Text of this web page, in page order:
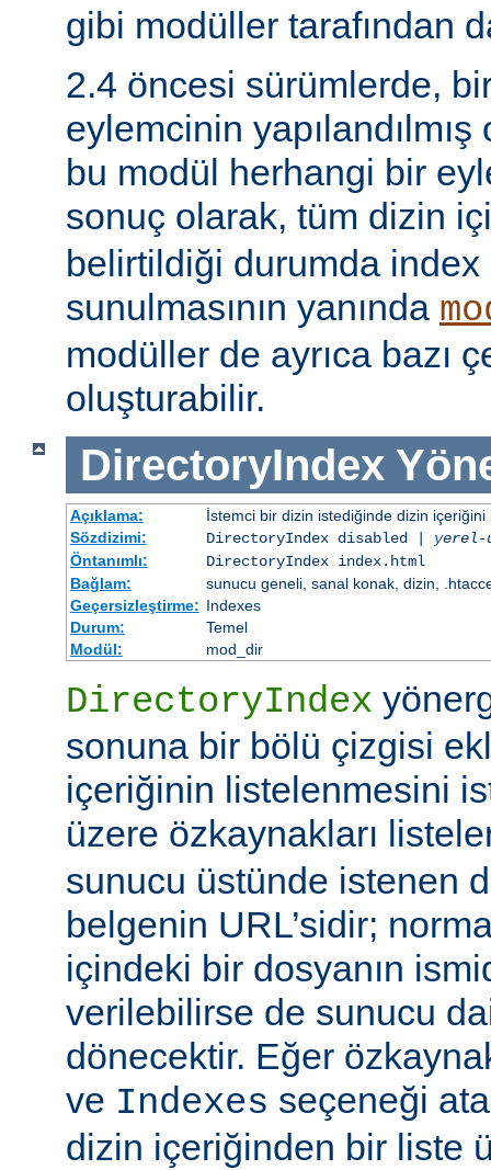
gibi modüller tarafından
2.4 öncesi sürümlerde,
eylemcinin
bu modül herhangi bir
sonuç olarak, tüm dizin
belirtildiği durumda index
sunulmasının yanında
modüller de ayrıca bazı
oluşturabilir.
DirectoryIndex
Açıklama:
İstemci bir dizin istediğinde dizin içeriğini
Sözdizimi:
DirectoryIndex disabled |
Öntanımlı:
DirectoryIndex index.html
Bağlam:
sunucu geneli, sanal konak, dizin,
Geçersizleştirme: Indexes
Durum:
Temel
Modül:
mod_dir
DirectoryIndex
sonuna bir bölü çizgisi
içeriğinin listelenmesini
üzere özkaynakları
sunucu üstünde istenen
belgenin URL’sidir;
içindeki bir dosyanın
verilebilirse de sunucu
dönecektir. Eğer
ve Indexes seçeneği
dizin içeriğinden bir liste